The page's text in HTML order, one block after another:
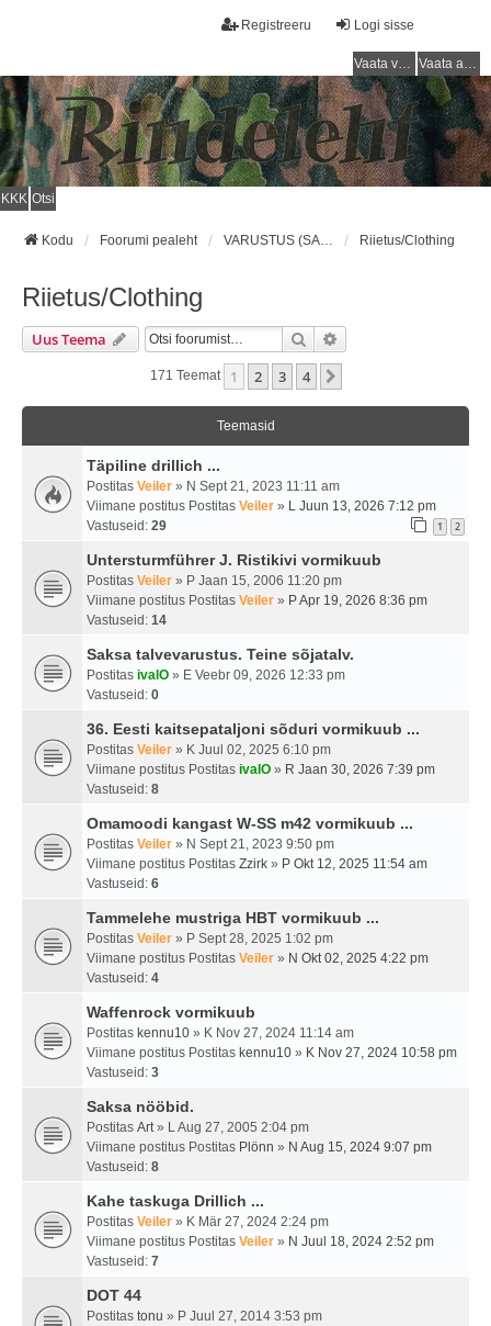
Logi sisse
Registreeru
Vaata vastamata teemasi Vaata aktiivseid teemasid
KKK Otsi
Kodu Foorumi pealeht VARUSTUS (SAKSA SÕJAVÄGI) / EQUIPMENT (GERMAN ARMY) Riietus/Clothing
Riietus/Clothing
Uus Teema Otsi
171 Teemat 1 2 3 4
Teemasid
Täpiline drillich ...
Postitas Veiler » N Sept 21, 2023 11:11 am
Viimane postitus Postitas Veiler » L Juun 13, 2026 7:12 pm
Vastuseid: 29 1 2
Untersturmführer J. Ristikivi vormikuub
Postitas Veiler » P Jaan 15, 2006 11:20 pm
Viimane postitus Postitas Veiler » P Apr 19, 2026 8:36 pm
Vastuseid: 14
Saksa talvevarustus. Teine sõjatalv.
Postitas ivalO » E Veebr 09, 2026 12:33 pm
Vastuseid: 0
36. Eesti kaitsepataljoni sõduri vormikuub ...
Postitas Veiler » K Juul 02, 2025 6:10 pm
Viimane postitus Postitas ivalO » R Jaan 30, 2026 7:39 pm
Vastuseid: 8
Omamoodi kangast W-SS m42 vormikuub ...
Postitas Veiler » N Sept 21, 2023 9:50 pm
Viimane postitus Postitas Zzirk » P Okt 12, 2025 11:54 am
Vastuseid: 6
Tammelehe mustriga HBT vormikuub ...
Postitas Veiler » P Sept 28, 2025 1:02 pm
Viimane postitus Postitas Veiler » N Okt 02, 2025 4:22 pm
Vastuseid: 4
Waffenrock vormikuub
Postitas kennu10 » K Nov 27, 2024 11:14 am
Viimane postitus Postitas kennu10 » K Nov 27, 2024 10:58 pm
Vastuseid: 3
Saksa nööbid.
Postitas Art» L Aug 27, 2005 2:04 pm
Viimane postitus Postitas Plönn » N Aug 15, 2024 9:07 pm
Vastuseid: 8
Kahe taskuga Drillich ...
Postitas Veiler » K Mär 27, 2024 2:24 pm
Viimane postitus Postitas Veiler » N Juul 18, 2024 2:52 pm
Vastuseid: 7
DOT 44
Postitas tonu » P Juul 27, 2014 3:53 pm